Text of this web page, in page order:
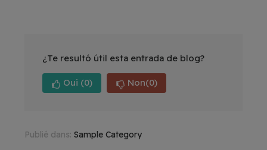
¿Te resultó útil esta entrada de blog?
Oui (0) Non(0)
Publié dans:Sample Category